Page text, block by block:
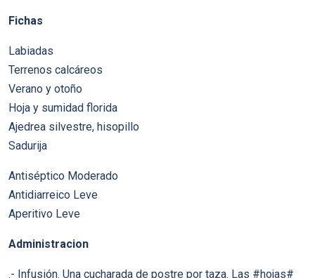
Fichas
Labiadas
Terrenos calcáreos
Verano y otoño
Hoja y sumidad florida
Ajedrea silvestre, hisopillo
Sadurija
Antiséptico Moderado
Antidiarreico Leve
Aperitivo Leve
Administracion
.- Infusión. Una cucharada de postre por taza. Las #hojas#